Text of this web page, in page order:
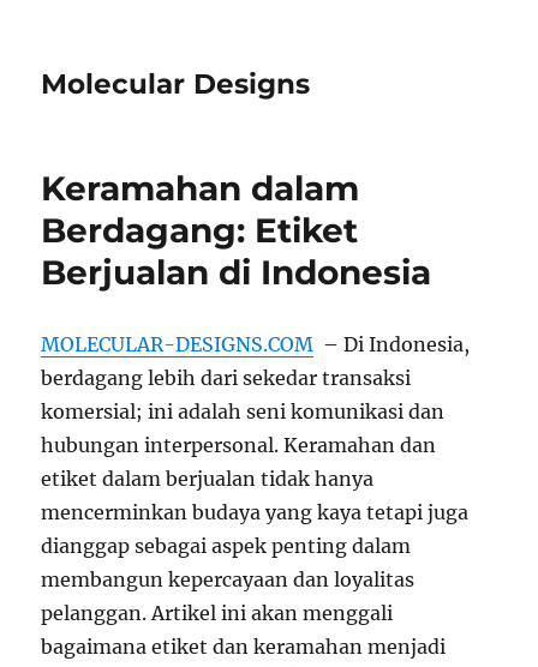
Molecular Designs
Keramahan dalam
Berdagang: Etiket
Berjualan di Indonesia
MOLECULAR-DESIGNS.COM – Di Indonesia,
berdagang lebih dari sekedar transaksi
komersial; ini adalah seni komunikasi dan
hubungan interpersonal. Keramahan dan
etiket dalam berjualan tidak hanya
mencerminkan budaya yang kaya tetapi juga
dianggap sebagai aspek penting dalam
membangun kepercayaan dan loyalitas
pelanggan. Artikel ini akan menggali
bagaimana etiket dan keramahan menjadi